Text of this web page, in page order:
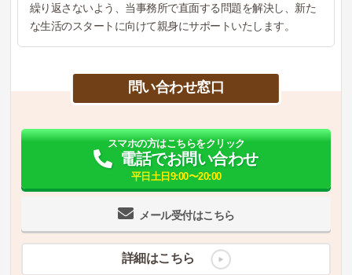
繰り返さないよう、当事務所で直面する問題を解決し、新た
な生活のスタートに向けて親身にサポートいたします。
問い合わせ窓口
メール受付はこちら
スマホの方はこちらをクリック
電話でお問い合わせ
平日土日9:00〜20:00
詳細はこちら